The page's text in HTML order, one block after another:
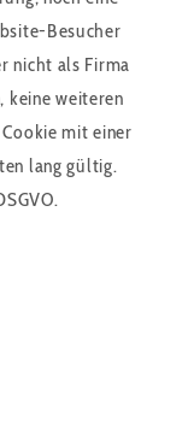
Besucher
nicht als Firma
keine weiteren
mit einer
lang gültig.